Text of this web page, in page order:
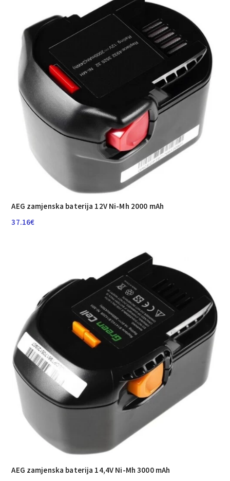
AEG zamjenska baterija 12V Ni-Mh 2000 mAh
37.16€
AEG zamjenska baterija 14,4V Ni-Mh 3000 mAh